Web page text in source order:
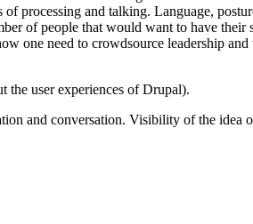
processing and talking. Language,
of people that would want to have
one need to crowdsource leadership
the user experiences of Drupal).
and conversation. Visibility of the idea